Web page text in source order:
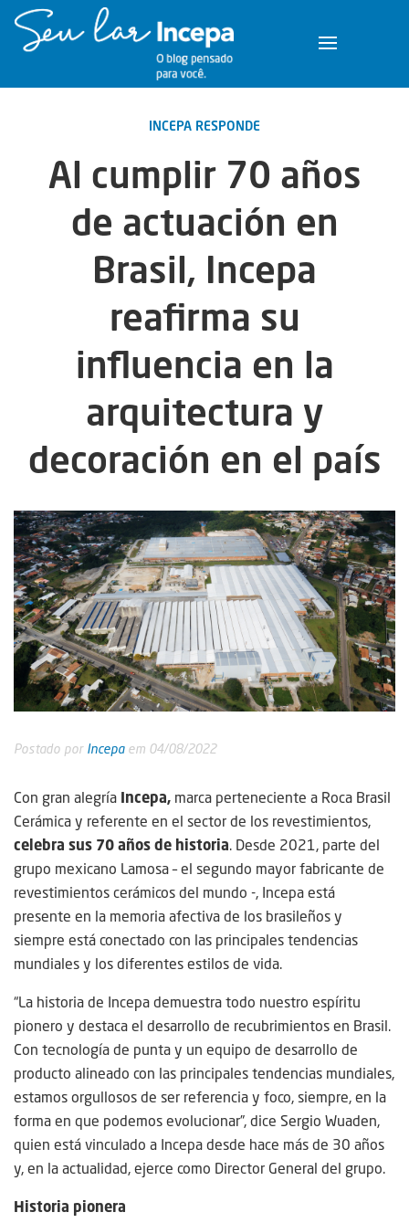
INCEPA RESPONDE
Al cumplir 70 años
de actuación en
Brasil, Incepa
reafirma su
influencia en la
arquitectura y
decoración en el país
Postado por Incepaem 04/08/2022
Con gran alegría Incepa, marca perteneciente a Roca Brasil
Cerámica y referente en el sector de los revestimientos,
celebra sus 70 años de historia. Desde 2021, parte del
grupo mexicano Lamosa – el segundo mayor fabricante de
revestimientos cerámicos del mundo -, Incepa está
presente en la memoria afectiva de los brasileños y
siempre está conectado con las principales tendencias
mundiales y los diferentes estilos de vida.
“La historia de Incepa demuestra todo nuestro espíritu
pionero y destaca el desarrollo de recubrimientos en Brasil.
Con tecnología de punta y un equipo de desarrollo de
producto alineado con las principales tendencias mundiales,
estamos orgullosos de ser referencia y foco, siempre, en la
forma en que podemos evolucionar”, dice Sergio Wuaden,
quien está vinculado a Incepa desde hace más de 30 años
y, en la actualidad, ejerce como Director General del grupo.
Historia pionera